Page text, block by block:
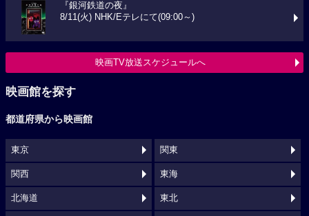
『銀河鉄道の夜』
8/11(火) NHK/Eテレにて(09:00～)
映画TV放送スケジュールへ
映画館を探す
都道府県から映画館
東京 関東
関西 東海
北海道 東北